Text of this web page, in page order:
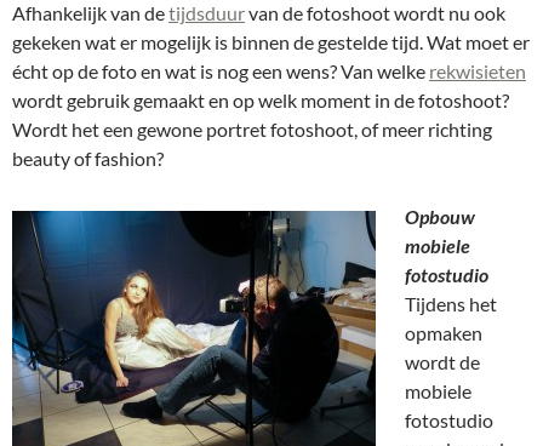
Afhankelijk van detijdsduurvan de fotoshoot wordt nu ook
gekeken wat er mogelijk is binnen de gestelde tijd. Wat moet er
écht op de foto en wat is nog een wens? Van welke rekwisieten
wordt gebruik gemaakt en op welk moment in de fotoshoot?
Wordt het een gewone portret fotoshoot, of meer richting
beauty of fashion?
Opbouw
mobiele
fotostudio
Tijdens het
opmaken
wordt de
mobiele
fotostudio